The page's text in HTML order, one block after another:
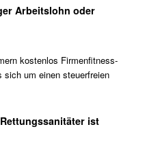
Arbeitslohn oder
kostenlos Firmenfitness-
um einen steuerfreien
ist